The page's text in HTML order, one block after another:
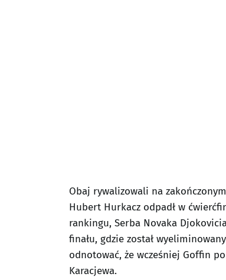
Obaj rywalizowali na
Hubert Hurkacz odpadł w
rankingu, Serba Novaka
finału, gdzie został
odnotować, że wcześniej Goffin
Karacjewa.